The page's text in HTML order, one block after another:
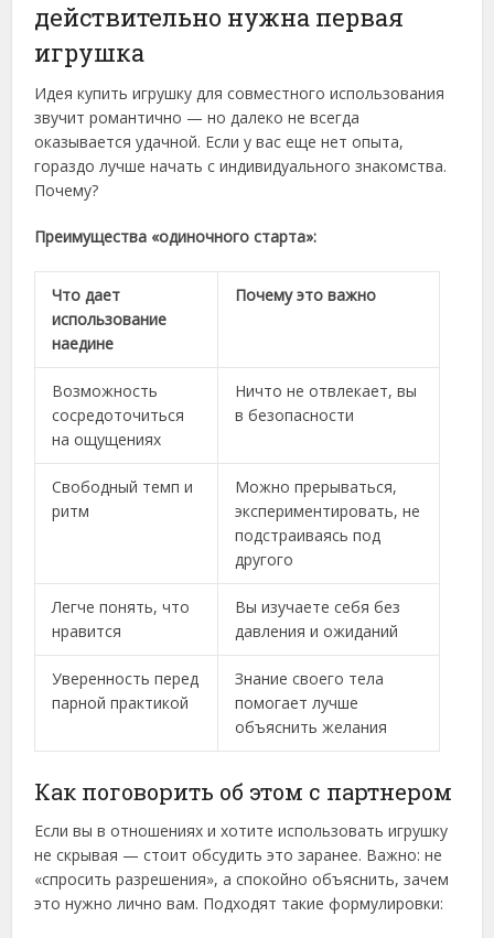
действительно нужна первая
игрушка
Идея купить игрушку для совместного использования
звучит романтично — но далеко не всегда
оказывается удачной. Если у вас еще нет опыта,
гораздо лучше начать с индивидуального знакомства.
Почему?
Преимущества «одиночного старта»:
Что дает
использование
наедине
Почему это важно
Возможность
сосредоточиться
на ощущениях
Ничто не отвлекает, вы
в безопасности
Свободный темп и
ритм
Можно прерываться,
экспериментировать, не
подстраиваясь под
другого
Легче понять, что
нравится
Вы изучаете себя без
давления и ожиданий
Уверенность перед
парной практикой
Знание своего тела
помогает лучше
объяснить желания
Как поговорить об этом с партнером
Если вы в отношениях и хотите использовать игрушку
не скрывая — стоит обсудить это заранее. Важно: не
«спросить разрешения», а спокойно объяснить, зачем
это нужно лично вам. Подходят такие формулировки: